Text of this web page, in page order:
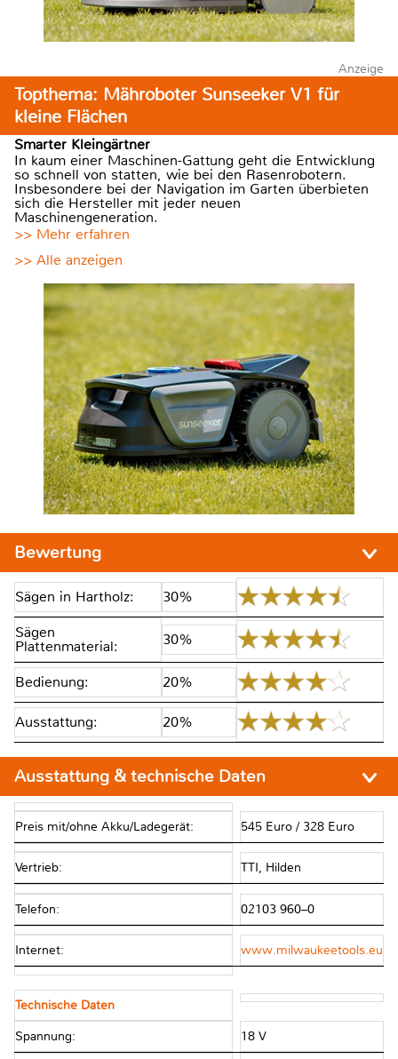
Anzeige
Topthema: Mähroboter Sunseeker V1 für
kleine Flächen
Smarter Kleingärtner
In kaum einer Maschinen-Gattung geht die Entwicklung
so schnell von statten, wie bei den Rasenrobotern.
Insbesondere bei der Navigation im Garten überbieten
sich die Hersteller mit jeder neuen
Maschinengeneration.
>> Mehr erfahren
>> Alle anzeigen
Bewertung
Sägen in Hartholz:
30%
Sägen
Plattenmaterial: 30%
Bedienung: 20%
Ausstattung: 20%
Ausstattung & technische Daten
Preis mit/ohne Akku/Ladegerät: 545 Euro / 328 Euro
Vertrieb: TTI, Hilden
Telefon: 02103 960–0
Internet: www.milwaukeetools.eu
Technische Daten
Spannung: 18 V